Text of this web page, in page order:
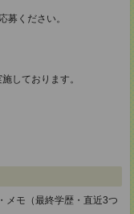
募ください。
しております。
メモ（最終学歴・直近3つ